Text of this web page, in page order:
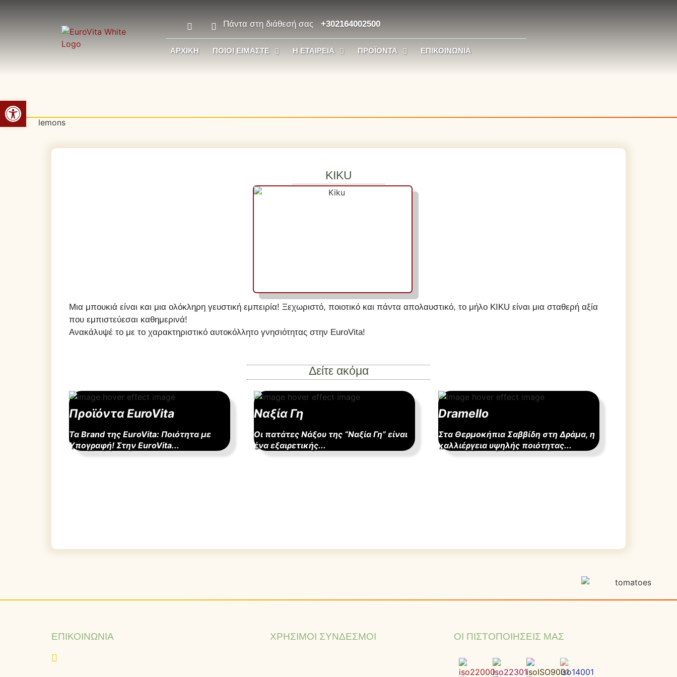
Πάντα στη διάθεσή σας +302164002500
ΑΡΧΙΚΉ ΠΟΙΟΙ ΕΊΜΑΣΤΕ Η ΕΤΑΙΡΕΊΑ ΠΡΟΪΌΝΤΑ ΕΠΙΚΟΙΝΩΝΊΑ
KIKU
Μια μπουκιά είναι και μια ολόκληρη γευστική εμπειρία! Ξεχωριστό, ποιοτικό και πάντα απολαυστικό, το μήλο KIKU είναι μια σταθερή αξία
που εμπιστεύεσαι καθημερινά!
Ανακάλυψέ το με το χαρακτηριστικό αυτοκόλλητο γνησιότητας στην EuroVita!
Δείτε ακόμα
Προϊόντα EuroVita
Τα Brand της EuroVita: Ποιότητα με
Υπογραφή! Στην EuroVita...
Ναξία Γη
Οι πατάτες Νάξου της “Ναξία Γη” είναι
ένα εξαιρετικής...
Dramello
Στα Θερμοκήπια Σαββίδη στη Δράμα, η
καλλιέργεια υψηλής ποιότητας...
ΕΠΙΚΟΙΝΩΝΊΑ ΧΡΉΣΙΜΟΙ ΣΎΝΔΕΣΜΟΙ ΟΙ ΠΙΣΤΟΠΟΙΉΣΕΙΣ ΜΑΣ
Ανοίξτε τη γραμμή εργαλείων